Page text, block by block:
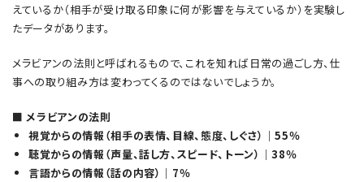
えているか（相手が受け取る印象に何が影響を与えているか）を実験し
たデータがあります。
メラビアンの法則と呼ばれるもので、これを知れば日常の過ごし方、仕
事への取り組み方は変わってくるのではないでしょうか。
■ メラビアンの法則
視覚からの情報（相手の表情、目線、態度、しぐさ）｜55％
聴覚からの情報（声量、話し方、スピード、トーン）｜38％
言語からの情報（話の内容）｜7％